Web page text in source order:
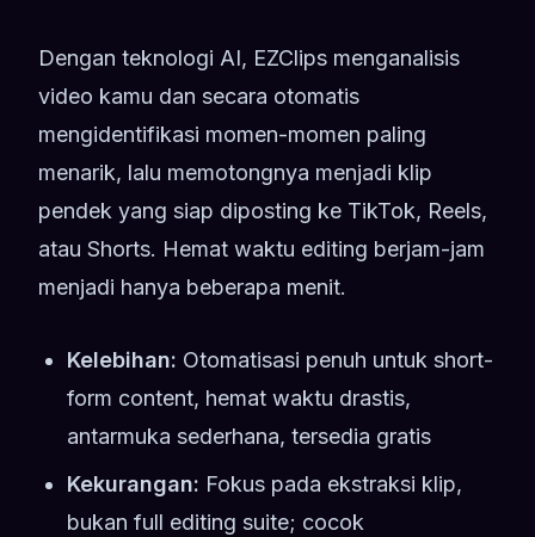
Dengan teknologi AI, EZClips menganalisis
video kamu dan secara otomatis
mengidentifikasi momen-momen paling
menarik, lalu memotongnya menjadi klip
pendek yang siap diposting ke TikTok, Reels,
atau Shorts. Hemat waktu editing berjam-jam
menjadi hanya beberapa menit.
Kelebihan: Otomatisasi penuh untuk short-
form content, hemat waktu drastis,
antarmuka sederhana, tersedia gratis
Kekurangan: Fokus pada ekstraksi klip,
bukan full editing suite; cocok